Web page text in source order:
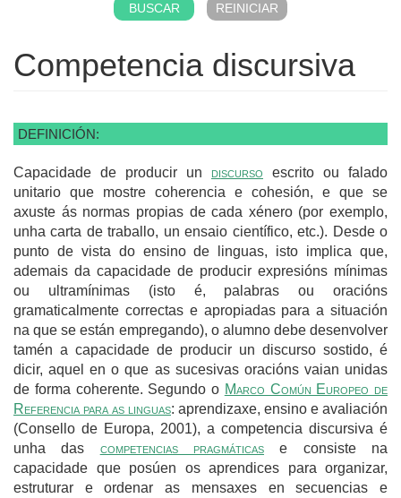
Competencia discursiva
DEFINICIÓN:
Capacidade de producir un discurso escrito ou falado
unitario que mostre coherencia e cohesión, e que se
axuste ás normas propias de cada xénero (por exemplo,
unha carta de traballo, un ensaio científico, etc.). Desde o
punto de vista do ensino de linguas, isto implica que,
ademais da capacidade de producir expresións mínimas
ou ultramínimas (isto é, palabras ou oracións
gramaticalmente correctas e apropiadas para a situación
na que se están empregando), o alumno debe desenvolver
tamén a capacidade de producir un discurso sostido, é
dicir, aquel en o que as sucesivas oracións vaian unidas
de forma coherente. Segundo o Marco Común Europeo de
Referencia para as linguas: aprendizaxe, ensino e avaliación
(Consello de Europa, 2001), a competencia discursiva é
unha das competencias pragmáticas e consiste na
capacidade que posúen os aprendices para organizar,
estruturar e ordenar as mensaxes en secuencias e